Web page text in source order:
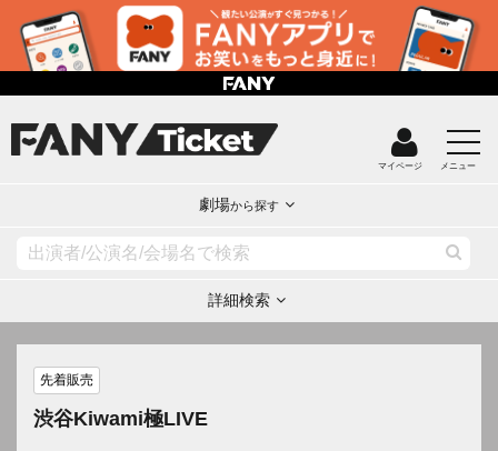
マイページ メニュー
劇場から探す
詳細検索
先着販売
渋谷Kiwami極LIVE